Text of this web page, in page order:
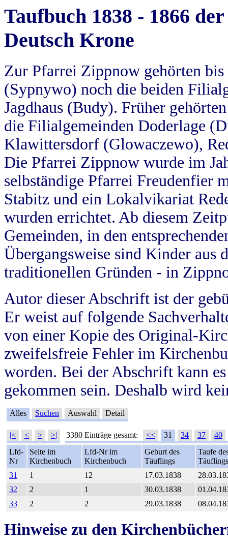
Taufbuch 1838 - 1866
Deutsch Krone
Zur Pfarrei Zippnow gehörten
(Sypnywo) noch die beiden
Jagdhaus (Budy). Früher
die Filialgemeinden Doderlage
Klawittersdorf (Glowaczewo),
Die Pfarrei Zippnow wurde im
selbständige Pfarrei Freudenfier
Stabitz und ein Lokalvikariat
wurden errichtet. Ab diesem
Gemeinden, in den
Übergangsweise sind Kinder aus
traditionellen Gründen - in
Autor dieser Abschrift ist der
Er weist auf folgende
von einer Kopie des Original-
zweifelsfreie Fehler im
worden. Bei der Abschrift kann
gekommen sein. Deshalb wird
Alles Suchen Auswahl Detail
|< < > >| 3380 Einträge gesamt: << 31 34 37
40
Lfd-
Nr
Seite im
Kirchenbuch
Lfd-Nr im
Kirchenbuch
Geburt des
Täuflings
Taufe
Täuflings
31
1 12 17.03.1838
32
2 1 30.03.1838
33
2 2 29.03.1838
Hinweise zu den